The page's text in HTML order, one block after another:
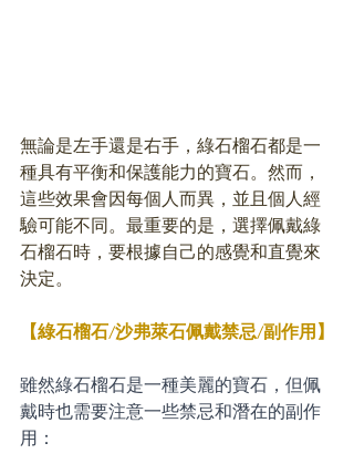
無論是左手還是右手，綠石榴石都是一
種具有平衡和保護能力的寶石。然而，
這些效果會因每個人而異，並且個人經
驗可能不同。最重要的是，選擇佩戴綠
石榴石時，要根據自己的感覺和直覺來
決定。
【綠石榴石/沙弗萊石佩戴禁忌/副作用】
雖然綠石榴石是一種美麗的寶石，但佩
戴時也需要注意一些禁忌和潛在的副作
用：